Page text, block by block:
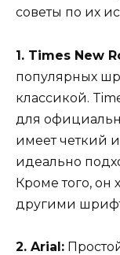
советы по их
1. Times New
популярных
классикой.
для
имеет четкий
идеально
Кроме того, он
другими
2. Arial: